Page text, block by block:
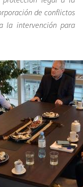
de conflictos
la intervención para